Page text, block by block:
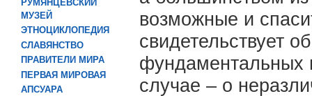
РУМЯНЦЕВСКИЙ
МУЗЕЙ
ЭТНОЦИКЛОПЕДИЯ
СЛАВЯНСТВО
ПРАВИТЕЛИ МИРА
ПЕРВАЯ МИРОВАЯ
АПСУАРА
возможные и
свидетельствует
фундаментальных
случае – о